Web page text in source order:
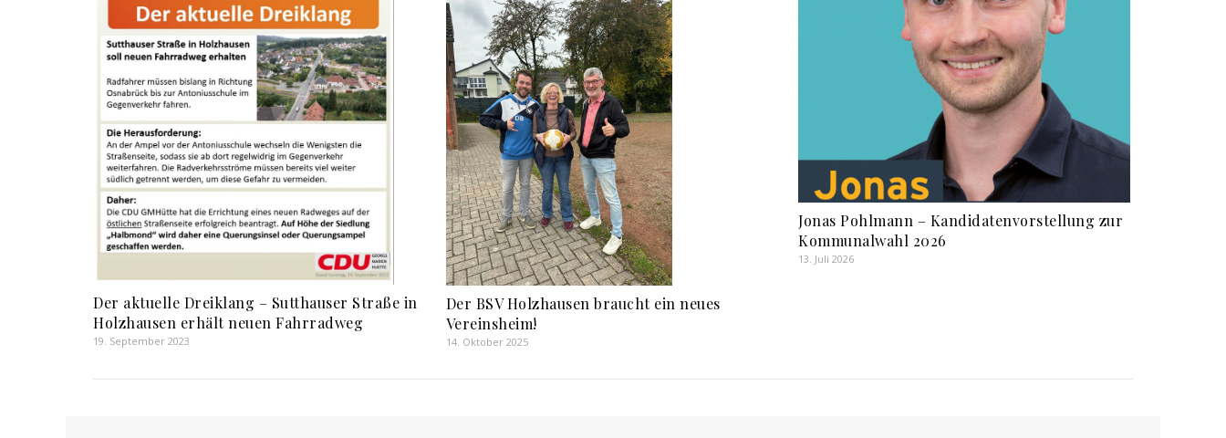
Der aktuelle Dreiklang – Sutthauser Straße in
Holzhausen erhält neuen Fahrradweg
19. September 2023
Der BSV Holzhausen braucht ein neues
Vereinsheim!
14. Oktober 2025
Jonas Pohlmann – Kandidatenvorstellung zur
Kommunalwahl 2026
13. Juli 2026